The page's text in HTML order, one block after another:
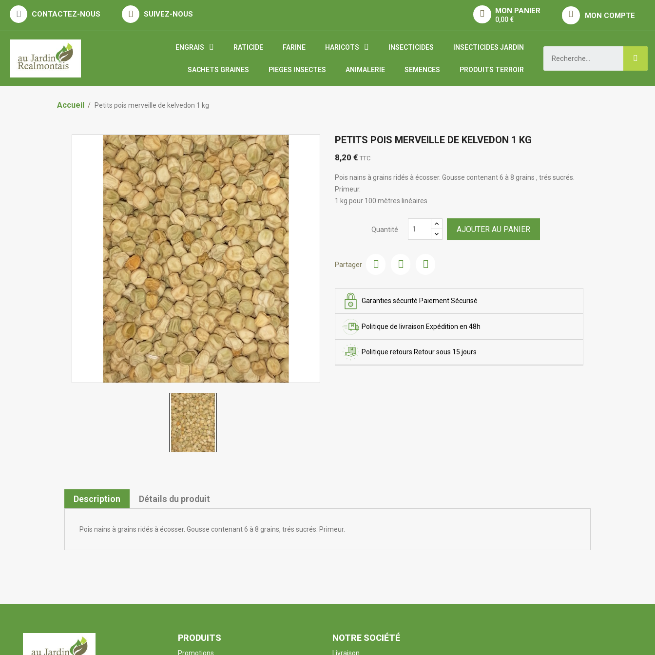
MON PANIER
0,00 € MON COMPTE
ENGRAIS RATICIDE FARINE HARICOTS INSECTICIDES INSECTICIDES JARDIN
SACHETS GRAINES PIEGES INSECTES ANIMALERIE SEMENCES PRODUITS TERROIR
Accueil Petits pois merveille de kelvedon 1 kg
PETITS POIS MERVEILLE DE KELVEDON 1 KG
8,20 € TTC
Pois nains à grains ridés à écosser. Gousse contenant 6 à 8 grains , trés sucrés.
Primeur.
1 kg pour 100 mètres linéaires
Quantité AJOUTER AU PANIER
Partager
Garanties sécurité Paiement Sécurisé
Politique de livraison Expédition en 48h
Politique retours Retour sous 15 jours
Description Détails du produit
Pois nains à grains ridés à écosser. Gousse contenant 6 à 8 grains, trés sucrés. Primeur.
PRODUITS
Promotions
NOTRE SOCIÉTÉ
Livraison